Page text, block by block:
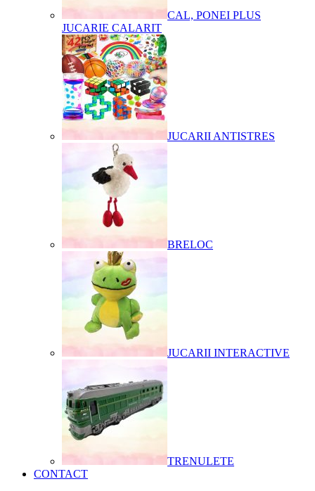
CAL, PONEI PLUS
JUCARIE CALARIT
JUCARII ANTISTRES
BRELOC
JUCARII INTERACTIVE
TRENULETE
CONTACT